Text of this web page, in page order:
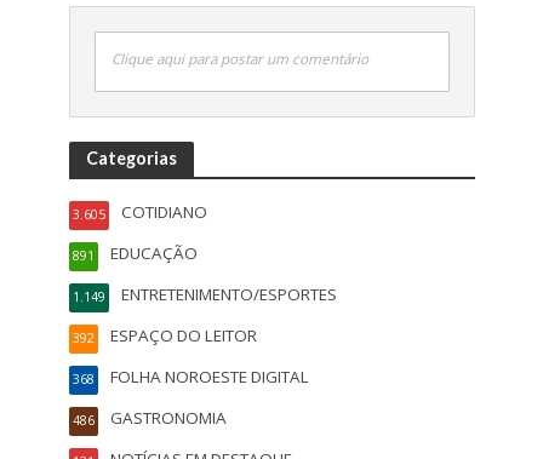
Clique aqui para postar um comentário
Categorias
COTIDIANO
3.605
EDUCAÇÃO
891
ENTRETENIMENTO/ESPORTES
1.149
ESPAÇO DO LEITOR
392
FOLHA NOROESTE DIGITAL
368
GASTRONOMIA
486